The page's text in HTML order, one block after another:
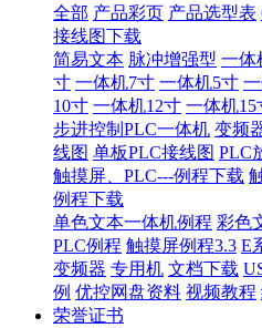
全部 产品彩页 产品选型表
接线图下载
简易文本 脉冲增强型 一体
寸 一体机7寸 一体机5寸
10寸 一体机12寸 一体机15
步进控制PLC一体机 变频
线图 单板PLC接线图 PLC
触摸屏、PLC---例程下载
例程下载
单色文本一体机例程 彩色
PLC例程 触摸屏例程3.3 E
变频器 专用机 文档下载
例 优控网盘资料 视频教程
荣誉证书